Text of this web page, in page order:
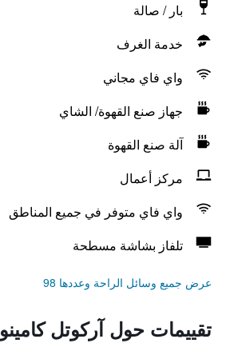
بار / صالة
خدمة الغرف
واي فاي مجاني
جهاز صنع القهوة/ الشاي
آلة صنع القهوة
مركز أعمال
واي فاي متوفر في جميع المناطق
تلفاز بشاشة مسطحة
عرض جميع وسائل الراحة وعددها 98
تقييمات حول آركوتل كامينو